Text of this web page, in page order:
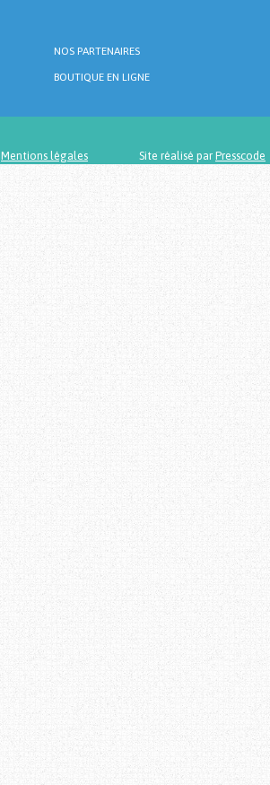
NOS PARTENAIRES
BOUTIQUE EN LIGNE
Mentions légales Site réalisé par Presscode